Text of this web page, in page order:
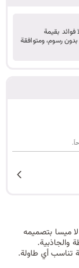
رسوم، ومتوافقة
ميسا بتصميمه
تناسب أي طاولة.